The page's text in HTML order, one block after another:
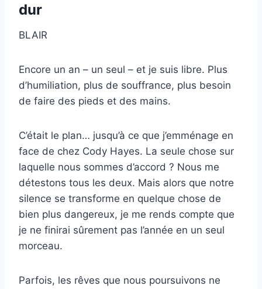
dur
BLAIR
Encore un an – un seul – et je suis libre. Plus
d’humiliation, plus de souffrance, plus besoin
de faire des pieds et des mains.
C’était le plan… jusqu’à ce que j’emménage en
face de chez Cody Hayes. La seule chose sur
laquelle nous sommes d’accord ? Nous me
détestons tous les deux. Mais alors que notre
silence se transforme en quelque chose de
bien plus dangereux, je me rends compte que
je ne finirai sûrement pas l’année en un seul
morceau.
Parfois, les rêves que nous poursuivons ne